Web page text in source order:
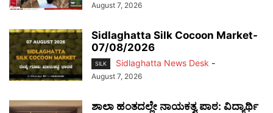
August 7, 2026
Sidlaghatta Silk Cocoon Market-
07/08/2026
SILK Sidlaghatta News Desk -
August 7, 2026
ಶಾಲಾ ಹಂತದಲ್ಲೇ ನಾಯಕತ್ವ ಪಾಠ: ವಿದ್ಯಾರ್ಥಿ